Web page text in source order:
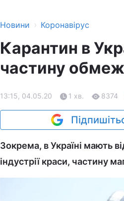
Новини › Коронавірус
Карантин в
частину
13:15, 04.05.20 1 хв. 8374
Зокрема, в Україні мають
індустрії краси, частину